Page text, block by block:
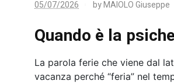
05/07/2026 byMAIOLO Giuseppe
Quando è la
La parola ferie che viene dal
vacanza perché “feria” nel